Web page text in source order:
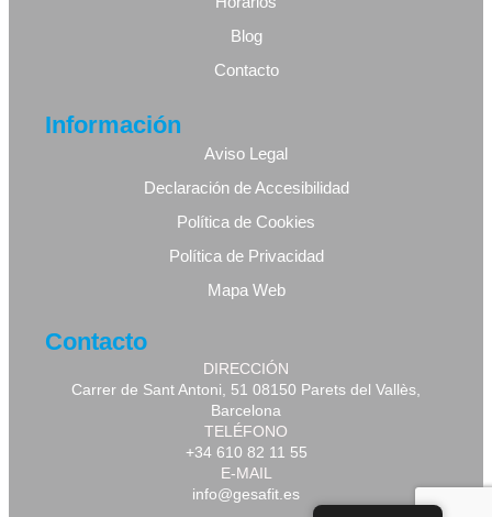
Blog
Contacto
Información
Aviso Legal
Declaración de Accesibilidad
Política de Cookies
Política de Privacidad
Mapa Web
Contacto
DIRECCIÓN
Carrer de Sant Antoni, 51 08150 Parets del Vallès,
Barcelona
TELÉFONO
+34 610 82 11 55
E-MAIL
info@gesafit.es